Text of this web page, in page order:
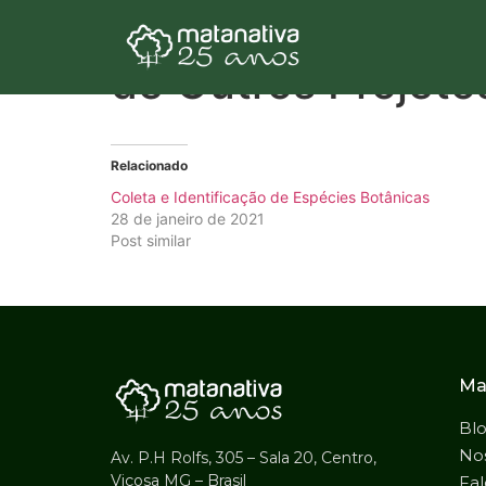
Catálogo Geral
de Outros
Relacionado
Coleta e Identificação de Espécies Botânicas
28 de janeiro de 2021
Post similar
Av. P.H Rolfs, 305 – Sala 20, Centro,
Viçosa MG – Brasil